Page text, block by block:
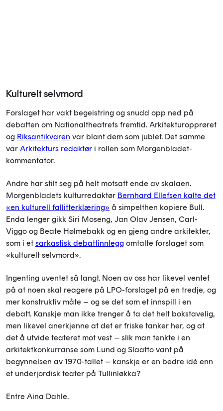
Kulturelt selvmord
Forslaget har vakt begeistring og snudd opp ned på
debatten om Nationaltheatrets fremtid. Arkitekturopprøret
og Riksantikvaren var blant dem som jublet. Det samme
var Arkitekturs redaktør i rollen som Morgenbladet-
kommentator.
Andre har stilt seg på helt motsatt ende av skalaen.
Morgenbladets kulturredaktør Bernhard Ellefsen kalte det
«en kulturell fallitterklæring» å simpelthen kopiere Bull.
Enda lenger gikk Siri Moseng, Jan Olav Jensen, Carl-
Viggo og Beate Hølmebakk og en gjeng andre arkitekter,
som i et sarkastisk debattinnlegg omtalte forslaget som
«kulturelt selvmord».
Ingenting uventet så langt. Noen av oss har likevel ventet
på at noen skal reagere på LPO-forslaget på en tredje, og
mer konstruktiv måte – og se det som et innspill i en
debatt. Kanskje man ikke trenger å ta det helt bokstavelig,
men likevel anerkjenne at det er friske tanker her, og at
det å utvide teateret mot vest – slik man tenkte i en
arkitektkonkurranse som Lund og Slaatto vant på
begynnelsen av 1970-tallet – kanskje er en bedre idé enn
et underjordisk teater på Tullinløkka?
Entre Aina Dahle.